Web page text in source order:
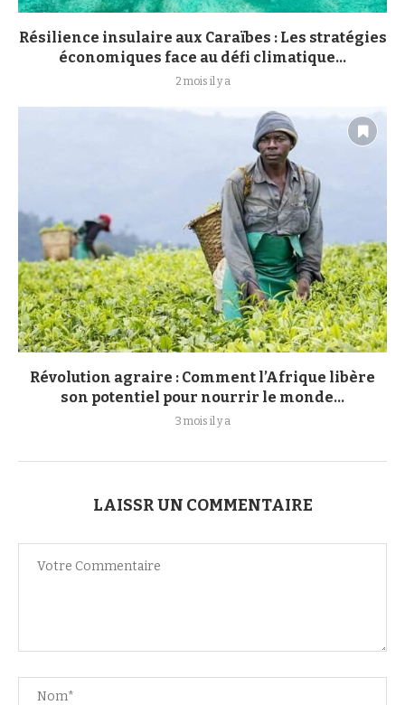
Résilience insulaire aux Caraïbes : Les stratégies
économiques face au défi climatique...
2 mois il y a
Révolution agraire : Comment l’Afrique libère
son potentiel pour nourrir le monde...
3 mois il y a
LAISSR UN COMMENTAIRE